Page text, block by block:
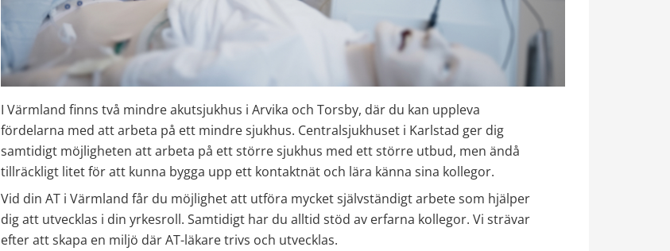
I Värmland finns två mindre akutsjukhus i Arvika och Torsby, där du kan uppleva
fördelarna med att arbeta på ett mindre sjukhus. Centralsjukhuset i Karlstad ger dig
samtidigt möjligheten att arbeta på ett större sjukhus med ett större utbud, men ändå
tillräckligt litet för att kunna bygga upp ett kontaktnät och lära känna sina kollegor.
Vid din AT i Värmland får du möjlighet att utföra mycket självständigt arbete som hjälper
dig att utvecklas i din yrkesroll. Samtidigt har du alltid stöd av erfarna kollegor. Vi strävar
efter att skapa en miljö där AT-läkare trivs och utvecklas.